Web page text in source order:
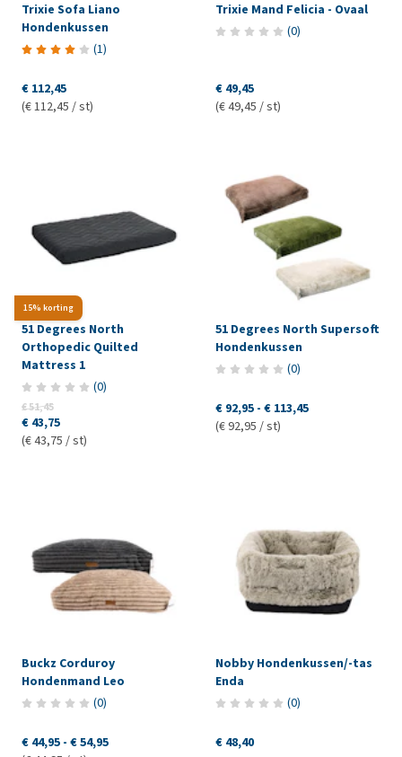
Trixie Sofa Liano
Hondenkussen
(1)
€ 112,45
(€ 112,45 / st)
Trixie Mand Felicia - Ovaal
(0)
€ 49,45
(€ 49,45 / st)
15% korting
51 Degrees North
Orthopedic Quilted
Mattress 1
(0)
€ 51,45
€ 43,75
(€ 43,75 / st)
51 Degrees North Supersoft
Hondenkussen
(0)
€ 92,95 - € 113,45
(€ 92,95 / st)
Buckz Corduroy
Hondenmand Leo
(0)
€ 44,95 - € 54,95
Nobby Hondenkussen/-tas
Enda
(0)
€ 48,40